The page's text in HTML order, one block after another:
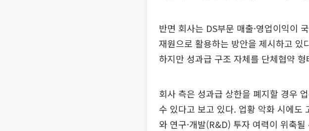
반면 회사는 DS부문 매출·영업이익이
재원으로 활용하는 방안을 제시하고
하지만 성과급 구조 자체를 단체협약
회사 측은 성과급 상한을 폐지할 경우
수 있다고 보고 있다. 업황 악화 시에도
와 연구·개발(R&D) 투자 여력이 위축